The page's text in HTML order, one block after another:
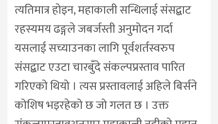
त्यतिमात्र होइन, महाकाली सन्धिलाई संसद्बाट
रहस्यमय ढङ्गले जबर्जस्ती अनुमोदन गर्दा
यसलाई सच्याउनका लागि पूर्वशर्तस्वरुप
संसद्बाट एउटा चारबुँदे संकल्पप्रस्ताव पारित
गरिएको थियो । त्यस प्रस्तावलाई अहिले बिर्सने
कोशिष भइरहेको छ जो गलत छ । उक्त